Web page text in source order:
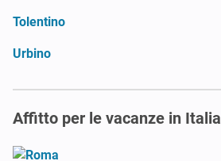
Tolentino
Urbino
Affitto per le vacanze in Italia